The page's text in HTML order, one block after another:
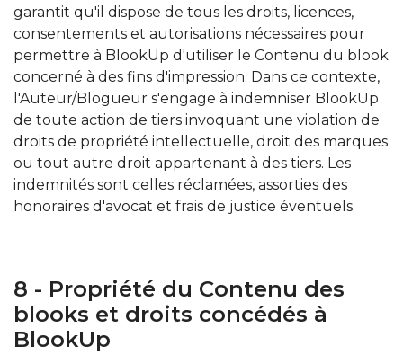
garantit qu'il dispose de tous les droits, licences,
consentements et autorisations nécessaires pour
permettre à BlookUp d'utiliser le Contenu du blook
concerné à des fins d'impression. Dans ce contexte,
l'Auteur/Blogueur s'engage à indemniser BlookUp
de toute action de tiers invoquant une violation de
droits de propriété intellectuelle, droit des marques
ou tout autre droit appartenant à des tiers. Les
indemnités sont celles réclamées, assorties des
honoraires d'avocat et frais de justice éventuels.
8 - Propriété du Contenu des
blooks et droits concédés à
BlookUp